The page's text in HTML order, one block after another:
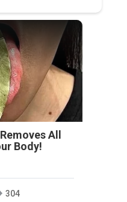
All
Body!
304